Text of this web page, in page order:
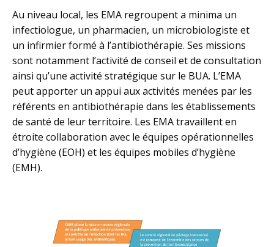
Au niveau local, les EMA regroupent a minima un
infectiologue, un pharmacien, un microbiologiste et
un infirmier formé à l’antibiothérapie. Ses missions
sont notamment l’activité de conseil et de consultation
ainsi qu’une activité stratégique sur le BUA. L’EMA
peut apporter un appui aux activités menées par les
référents en antibiothérapie dans les établissements
de santé de leur territoire. Les EMA travaillent en
étroite collaboration avec le équipes opérationnelles
d’hygiène (EOH) et les équipes mobiles d’hygiène
(EMH).